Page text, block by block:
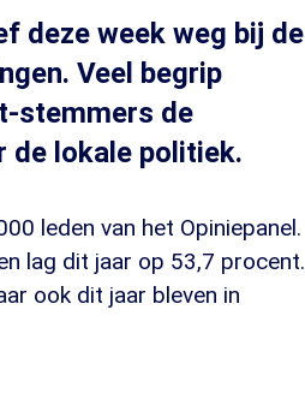
deze week weg bij de
Veel begrip
stemmers de
de lokale politiek.
leden van het Opiniepanel.
lag dit jaar op 53,7 procent.
ook dit jaar bleven in